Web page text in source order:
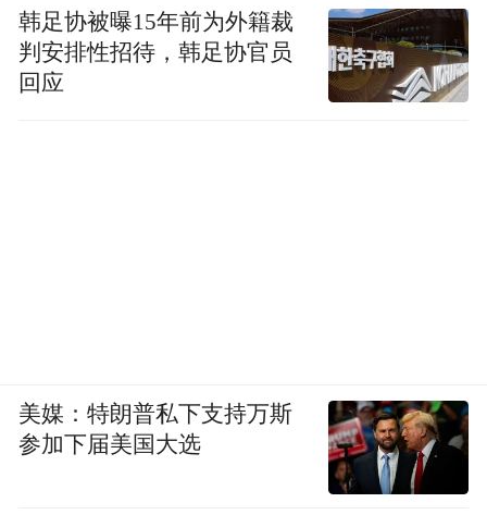
韩足协被曝15年前为外籍裁
判安排性招待，韩足协官员
回应
美媒：特朗普私下支持万斯
参加下届美国大选